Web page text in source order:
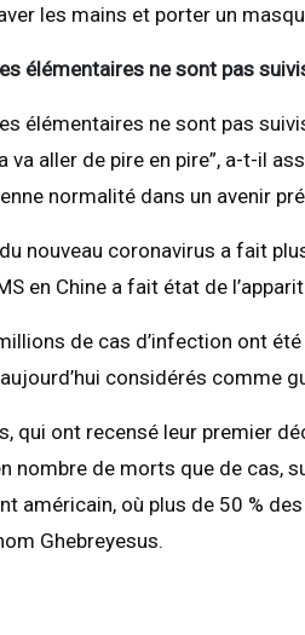
les mains et porter un
élémentaires ne sont pas
élémentaires ne sont pas
va aller de pire en pire”, a-t-il
normalité dans un avenir
nouveau coronavirus a fait
en Chine a fait état de
de cas d’infection ont
considérés comme
qui ont recensé leur premier
nombre de morts que de cas,
américain, où plus de 50 %
Ghebreyesus.